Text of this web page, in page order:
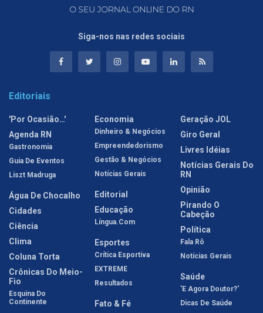
Siga-nos nas redes sociais
Editoriais
'Por Ocasião…'
Agenda RN
Gastronomia
Guia De Eventos
Liszt Madruga
Água De Chocalho
Cidades
Ciência
Clima
Coluna Torta
Crônicas Do Meio-
Fio
Esquina Do
Continente
Economia
Dinheiro & Negócios
Empreendedorismo
Gestão & Negócios
Notícias Gerais
Editorial
Educação
Língua.com
Esportes
Crítica Esportiva
EXTREME
Resultados
Fato & Fé
Geração JOL
Giro Geral
Livres Idéias
Notícias Gerais Do
RN
Opinião
Pirando O
Cabeção
Política
Fala Rô
Notícias Gerais
Saúde
'E Agora Doutor?'
Dicas De Saúde